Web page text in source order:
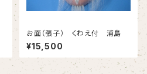
お面（張子） くわえ付 浦島
¥15,500